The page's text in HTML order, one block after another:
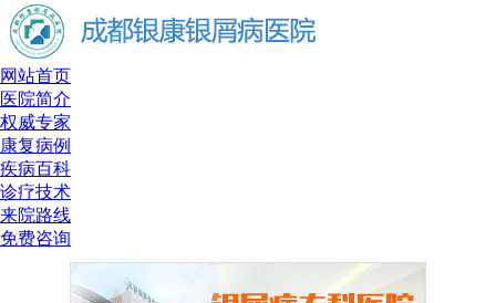
网站首页
医院简介
权威专家
康复病例
疾病百科
诊疗技术
来院路线
免费咨询